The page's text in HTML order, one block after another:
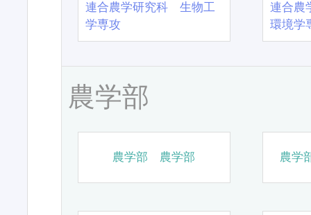
連合農学研究科 生物工
学専攻
連合農
環境学
農学部
農学部 農学部 農学